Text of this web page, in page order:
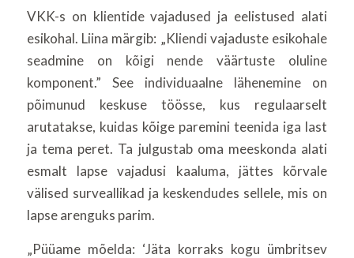
VKK-s on klientide vajadused ja eelistused alati
esikohal. Liina märgib: „Kliendi vajaduste esikohale
seadmine on kõigi nende väärtuste oluline
komponent.” See individuaalne lähenemine on
põimunud keskuse töösse, kus regulaarselt
arutatakse, kuidas kõige paremini teenida iga last
ja tema peret. Ta julgustab oma meeskonda alati
esmalt lapse vajadusi kaaluma, jättes kõrvale
välised surveallikad ja keskendudes sellele, mis on
lapse arenguks parim.
„Püüame mõelda: ‘Jäta korraks kogu ümbritsev